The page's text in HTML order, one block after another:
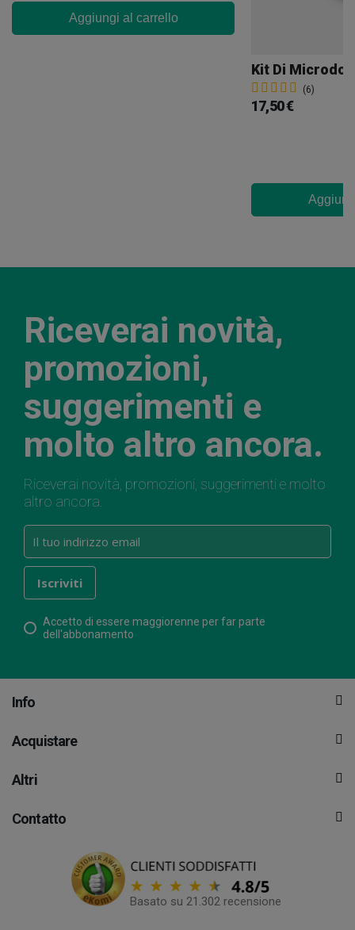
Aggiungi al carrello
Kit Di
(6)
17,50 €
Riceverai novità,
promozioni,
suggerimenti e
molto altro ancora.
Riceverai novità, promozioni, suggerimenti e molto
altro ancora.
Accetto di essere maggiorenne per far parte
dell'abbonamento
Info
Acquistare
Altri
Contatto
Basato su 21.302 recensione